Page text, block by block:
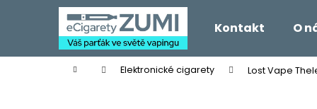
Kontakt O
Domů Elektronické cigarety Lost Vape
í
Zpět
do
Zpět
do